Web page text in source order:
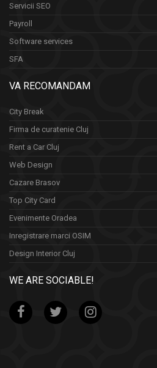
Servicii SEO
Payroll
Software services
SFA
VA RECOMANDAM
City Break
Firma de curatenie Cluj
Rent a Car Cluj
Web Design
Cazare Brasov
Top City Card
Evenimente Oradea
Inregistrare marci OSIM
Design Interior Cluj
WE ARE SOCIABLE!